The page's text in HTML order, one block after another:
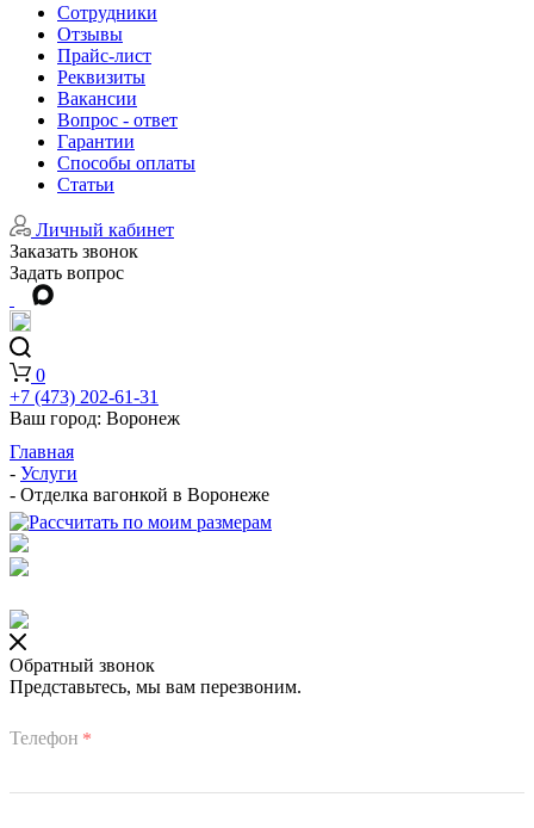
Сотрудники
Отзывы
Прайс-лист
Реквизиты
Вакансии
Вопрос - ответ
Гарантии
Способы оплаты
Статьи
Личный кабинет
Заказать звонок
Задать вопрос
0
+7 (473) 202-61-31
Ваш город: Воронеж
Главная
- Услуги
- Отделка вагонкой в Воронеже
Обратный звонок
Представьтесь, мы вам перезвоним.
Телефон *